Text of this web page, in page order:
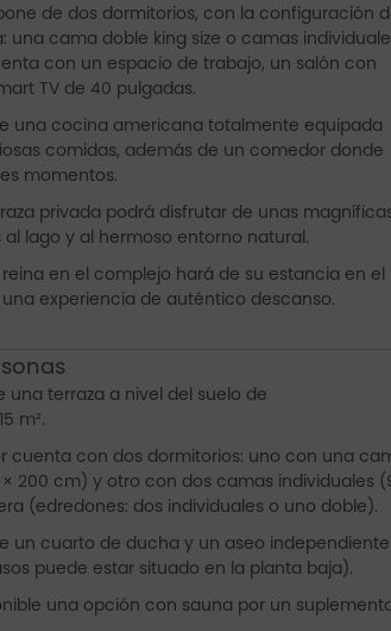
de dos dormitorios, con la configuración
una cama doble king size o camas
con un espacio de trabajo, un salón con
TV de 40 pulgadas.
una cocina americana totalmente equipada
comidas, además de un comedor donde
momentos.
privada podrá disfrutar de unas
lago y al hermoso entorno natural.
en el complejo hará de su estancia en el
una experiencia de auténtico descanso.
una terraza a nivel del suelo de
m².
cuenta con dos dormitorios: uno con una
× 200 cm) y otro con dos camas individuales
(edredones: dos individuales o uno doble).
un cuarto de ducha y un aseo independiente
puede estar situado en la planta baja).
una opción con sauna por un